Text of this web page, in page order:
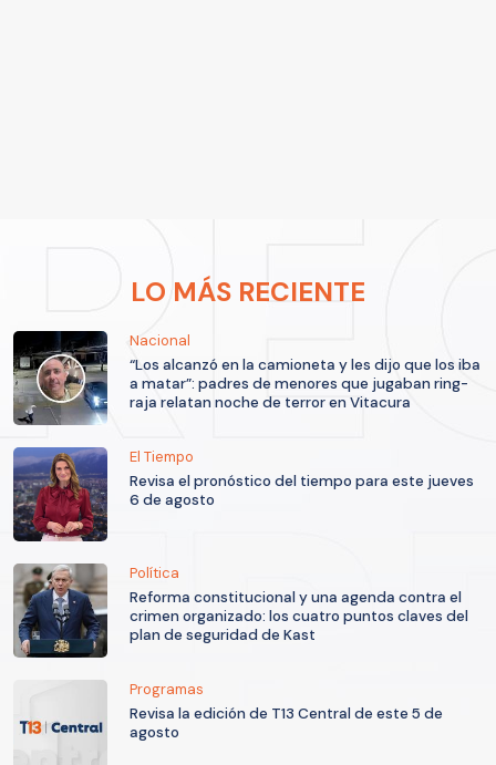
LO MÁS RECIENTE
Nacional
“Los alcanzó en la camioneta y les dijo que los iba
a matar”: padres de menores que jugaban ring-
raja relatan noche de terror en Vitacura
El Tiempo
Revisa el pronóstico del tiempo para este jueves
6 de agosto
Política
Reforma constitucional y una agenda contra el
crimen organizado: los cuatro puntos claves del
plan de seguridad de Kast
Programas
Revisa la edición de T13 Central de este 5 de
agosto